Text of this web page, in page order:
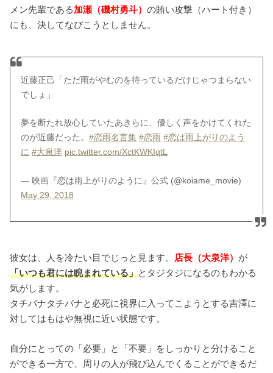
メン先輩である加瀬（磯村勇斗）の賄い攻撃（ハート付き）
にも、決してなびこうとしません。
近藤正己「ただ雨がやむのを待っているだけじゃつまらない
でしょ」
夢を断たれ放心していたあきらに、優しく声をかけてくれた
のが近藤だった。#恋雨名言集 #恋雨 #恋は雨上がりのよう
に #大泉洋 pic.twitter.com/XctKWKIqtL
— 映画『恋は雨上がりのように』公式 (@koiame_movie)
May 29, 2018
彼女は、人を冷たい目でじっと見ます。 店長（大泉洋） が
「いつも君には睨まれている」とタジタジになるのもわかる
気がします。
タチバナタチバナと必死に視界に入ってこようとする吉澤に
対してはもはや無視に近い状態です。
自分にとっての「必要」と「不要」をしっかりと分けること
ができる一方で、周りの人が飛び込んでくることができるだ